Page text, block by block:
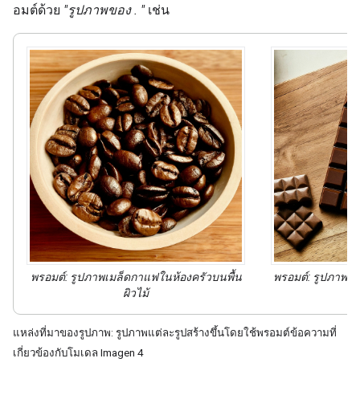
อมต์ด้วย "รูปภาพของ . "เช่น
พรอมต์: รูปภาพเมล็ดกาแฟในห้องครัวบนพื้น
ผิวไม้
พรอมต์: รูปภาพช็
แหล่งที่มาของรูปภาพ: รูปภาพแต่ละรูปสร้างขึ้นโดยใช้พรอมต์ข้อความที่
เกี่ยวข้องกับโมเดล Imagen 4